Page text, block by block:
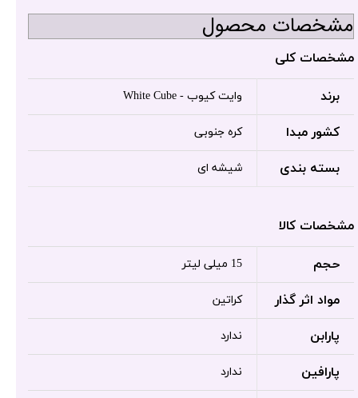
مشخصات محصول
مشخصات کلی
برند وایت کیوب - White Cube
کشور مبدا کره جنوبی
بسته بندی شیشه ای
مشخصات کالا
حجم 15 میلی لیتر
مواد اثر گذار کراتین
پارابن ندارد
پارافین ندارد